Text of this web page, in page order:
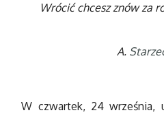
Wrócić chcesz znów za
A.
W czwartek, 24 września,